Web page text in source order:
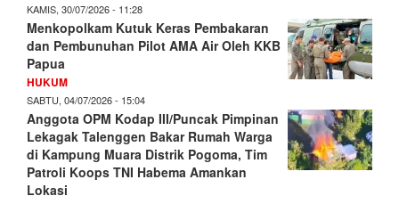
KAMIS, 30/07/2026 - 11:28
Menkopolkam Kutuk Keras Pembakaran
dan Pembunuhan Pilot AMA Air Oleh KKB
Papua
HUKUM
SABTU, 04/07/2026 - 15:04
Anggota OPM Kodap III/Puncak Pimpinan
Lekagak Talenggen Bakar Rumah Warga
di Kampung Muara Distrik Pogoma, Tim
Patroli Koops TNI Habema Amankan
Lokasi